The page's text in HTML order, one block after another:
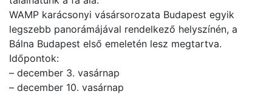
WAMP karácsonyi vásársorozata Budapest egyik
legszebb panorámájával rendelkező helyszínén, a
Bálna Budapest első emeletén lesz megtartva.
Időpontok:
– december 3. vasárnap
– december 10. vasárnap